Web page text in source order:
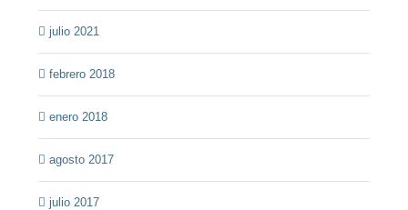
julio 2021
febrero 2018
enero 2018
agosto 2017
julio 2017